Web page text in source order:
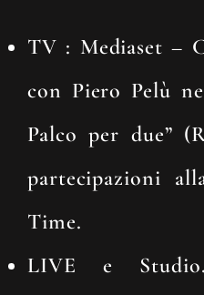
TV : Mediaset–
con Piero Pelù
Palco per due”
partecipazioni
Time.
LIVE e